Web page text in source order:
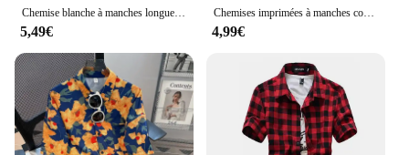
Chemise blanche à manches longues pour hommes, décontractée, affaires, formel, coupe couvertes, style coréen, travail professionnel, repassage sans déformage
5,49€
Chemises imprimées à manches courtes pour hommes, haut de plage fin, vêtements essentiels de loisirs pour bord de mer
4,99€